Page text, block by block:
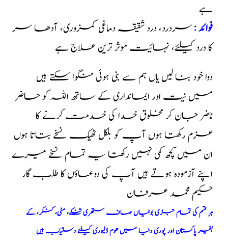
ہے
فوائد: سردرد، درد شقیقہ دماغی کمزوری، آدھا سر
کا درد کیلئے، نہائیت موثر ترین علاج ہے
دوا خود بنا لیں یاں ہم سے بنی ہوئی منگوا سکتے ہیں
میں نیت اور ایمانداری کے ساتھ اللہ کو حاضر
ناضر جان کر مخلوق خدا کی خدمت کرنے کا
عزم رکھتا ہوں آپ کو بلکل ٹھیک نسخے بتاتا ہوں
ان میں کچھ کمی نہیں رکھتا یہ تمام نسخے میرے
اپنے آزمودہ ہوتے ہیں آپ کی دوعاؤں کا طلب گار
حکیم محمد عرفان
ہر قسم کی تمام جڑی بوٹیاں صاف ستھری تنکے، مٹی، کنکر، کے
بغیر پاکستان اور پوری دنیا میں ھوم ڈلیوری کیلئے دستیاب ہیں